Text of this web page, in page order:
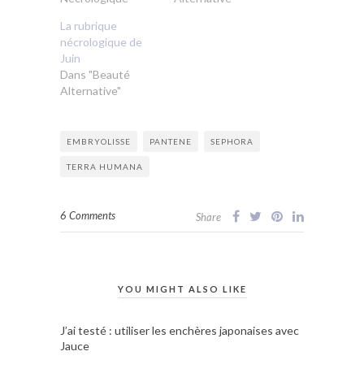
La rubrique
nécrologique de
Juin
Dans "Beauté
Alternative"
EMBRYOLISSE PANTENE SEPHORA
TERRA HUMANA
6 Comments Share
YOU MIGHT ALSO LIKE
J’ai testé : utiliser les enchères japonaises avec
Jauce